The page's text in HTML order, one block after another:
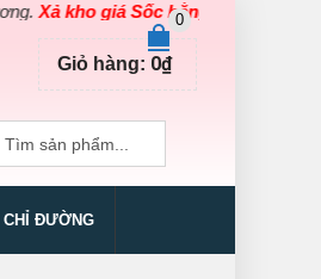
kho giá Sốc bằng giá Gốc
0
Giỏ hàng: 0₫
CHỈ ĐƯỜNG